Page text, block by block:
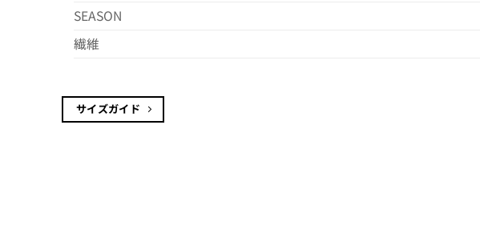
SEASON
繊維
サイズガイド